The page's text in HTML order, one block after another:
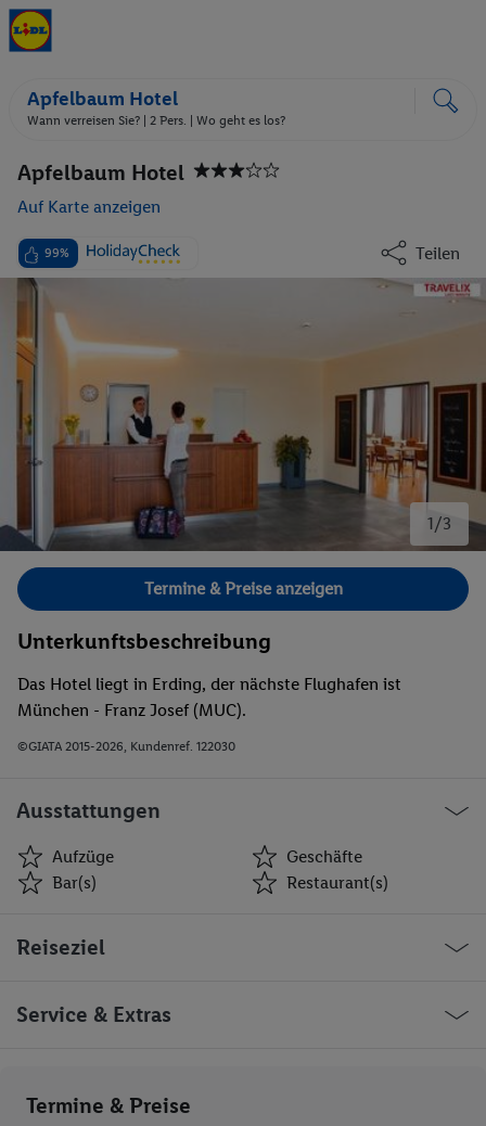
Apfelbaum Hotel
Wann verreisen Sie? | 2 Pers. | Wo geht es los?
Apfelbaum Hotel
Auf Karte anzeigen
99% Teilen
1/3
Bild 1 von 3.
Termine & Preise anzeigen
Unterkunftsbeschreibung
Das Hotel liegt in Erding, der nächste Flughafen ist
München - Franz Josef (MUC).
©GIATA 2015-2026, Kundenref. 122030
Ausstattungen
Aufzüge
Geschäfte
Bar(s)
Restaurant(s)
Bar(s)
Parkplatz
Reiseziel
Deutschland Erding Robert-Koch-Straße
Service & Extras
entspricht, erfrage bitte vor der Buchung im Service Center.
Termine & Preise